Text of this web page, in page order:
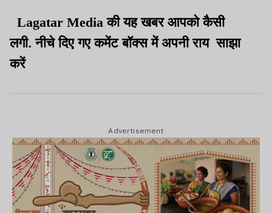
Lagatar Mediaकी यह खबर आपको कैसी
लगी. नीचे दिए गए कमेंट बॉक्स में अपनी राय साझा
करें
Advertisement